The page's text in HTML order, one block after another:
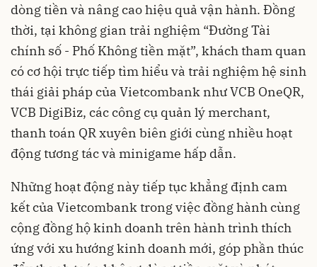
dòng tiền và nâng cao hiệu quả vận hành. Đồng
thời, tại không gian trải nghiệm “Đường Tài
chính số - Phố Không tiền mặt”, khách tham quan
có cơ hội trực tiếp tìm hiểu và trải nghiệm hệ sinh
thái giải pháp của Vietcombank như VCB OneQR,
VCB DigiBiz, các công cụ quản lý merchant,
thanh toán QR xuyên biên giới cùng nhiều hoạt
động tương tác và minigame hấp dẫn.
Những hoạt động này tiếp tục khẳng định cam
kết của Vietcombank trong việc đồng hành cùng
cộng đồng hộ kinh doanh trên hành trình thích
ứng với xu hướng kinh doanh mới, góp phần thúc